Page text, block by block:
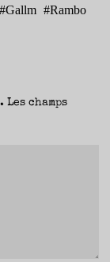
#Gallm #Rambo
Les champs